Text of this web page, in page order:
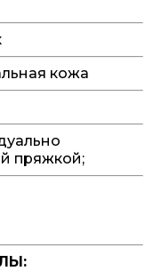
кожа
пряжкой;